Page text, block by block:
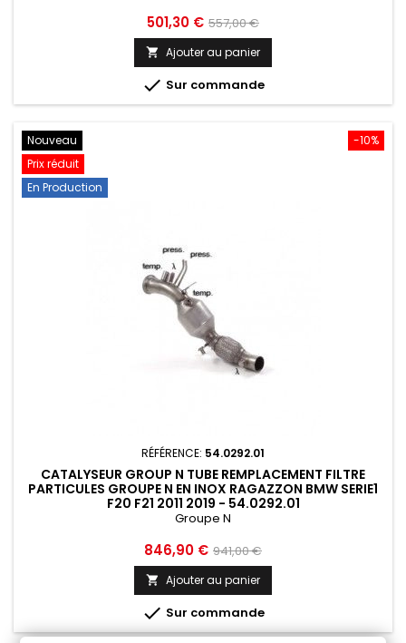
Prix
501,30 € Prix
de
base
557,00 €
 Ajouter au panier
 Sur commande
-10%
Nouveau
Prix réduit
En Production
RÉFÉRENCE: 54.0292.01
CATALYSEUR GROUP N TUBE REMPLACEMENT FILTRE
PARTICULES GROUPE N EN INOX RAGAZZON BMW SERIE1
F20 F21 2011 2019 - 54.0292.01
Groupe N
Prix
846,90 € Prix
de
base
941,00 €
 Ajouter au panier
 Sur commande